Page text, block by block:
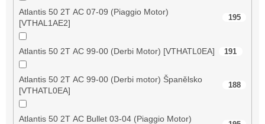
Atlantis 50 2T AC 07-09 (Piaggio Motor)
[VTHAL1AE2]
195
Atlantis 50 2T AC 99-00 (Derbi Motor) [VTHATL0EA] 191
Atlantis 50 2T AC 99-00 (Derbi motor) Španělsko
[VTHATL0EA]
188
Atlantis 50 2T AC Bullet 03-04 (Piaggio Motor)